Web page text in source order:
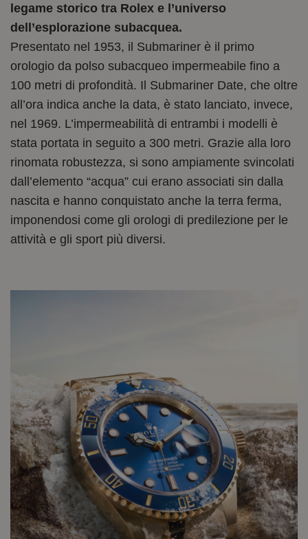
legame storico tra Rolex e l’universo
dell’esplorazione subacquea.
Presentato nel 1953, il Submariner è il primo
orologio da polso subacqueo impermeabile fino a
100 metri di profondità. Il Submariner Date, che oltre
all’ora indica anche la data, è stato lanciato, invece,
nel 1969. L’impermeabilità di entrambi i modelli è
stata portata in seguito a 300 metri. Grazie alla loro
rinomata robustezza, si sono ampiamente svincolati
dall’elemento “acqua” cui erano associati sin dalla
nascita e hanno conquistato anche la terra ferma,
imponendosi come gli orologi di predilezione per le
attività e gli sport più diversi.